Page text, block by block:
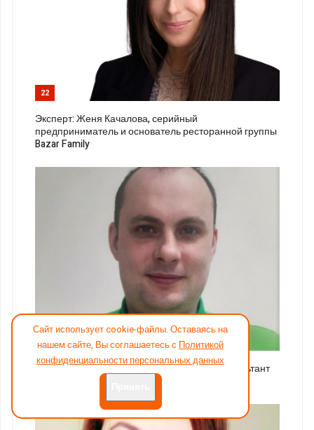
22
Эксперт: Женя Качалова, серийный
предприниматель и основатель ресторанной группы
Bazar Family
23
Эксперт: Алексей Злотников, продавец-консультант
«Леруа Мерлен»
Сайт использует cookie-файлы. Оставаясь на
нашем сайте, Вы соглашаетесь с Политикой
конфиденциальности персональных данных